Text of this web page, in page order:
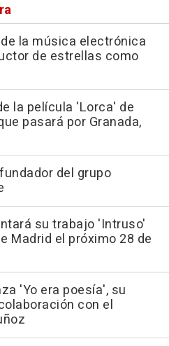
la música electrónica
de estrellas como
la película 'Lorca' de
pasará por Granada,
del grupo
su trabajo 'Intruso'
Madrid el próximo 28 de
'Yo era poesía', su
con el